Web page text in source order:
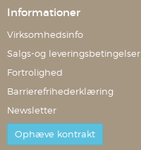
Informationer
Virksomhedsinfo
Salgs-og leveringsbetingelser
Fortrolighed
Barrierefrihederklæring
Newsletter
Ophæve kontrakt